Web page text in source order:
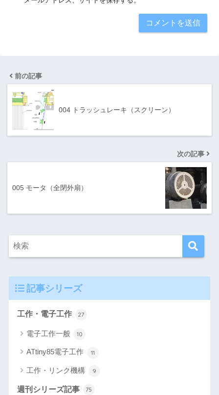
前の記事
004 トラッシュレーキ（スクリーン）
次の記事
005 モータ（全閉外扇）
記事シリーズ
工作・電子工作 27
電子工作一般 10
ATtiny85電子工作 11
工作・リンク機構 9
週刊シリーズ記事 75